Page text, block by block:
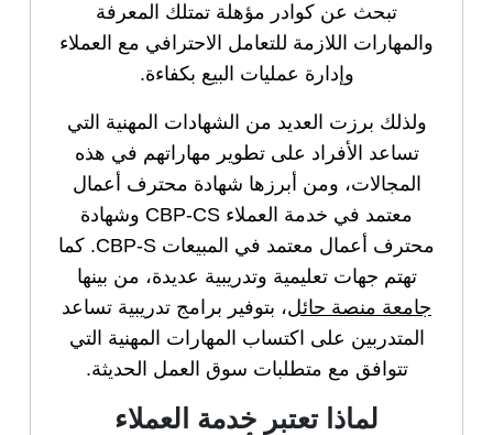
تبحث عن كوادر مؤهلة تمتلك المعرفة
والمهارات اللازمة للتعامل الاحترافي مع العملاء
وإدارة عمليات البيع بكفاءة.
ولذلك برزت العديد من الشهادات المهنية التي
تساعد الأفراد على تطوير مهاراتهم في هذه
المجالات، ومن أبرزها شهادة محترف أعمال
معتمد في خدمة العملاء CBP-CS وشهادة
محترف أعمال معتمد في المبيعات CBP-S. كما
تهتم جهات تعليمية وتدريبية عديدة، من بينها
جامعة منصة حائل، بتوفير برامج تدريبية تساعد
المتدربين على اكتساب المهارات المهنية التي
تتوافق مع متطلبات سوق العمل الحديثة.
لماذا تعتبر خدمة العملاء